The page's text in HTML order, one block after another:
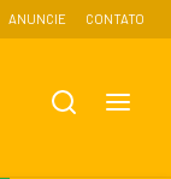
ANUNCIE CONTATO